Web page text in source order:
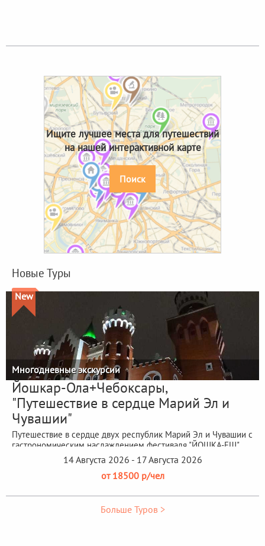
Ищите лучшее места для путешествий
на нашей интерактивной карте
Поиск
Новые Туры
New
Многодневные экскурсии
Йошкар-Ола+Чебоксары,
"Путешествие в сердце Марий Эл и
Чувашии"
Путешествие в сердце двух республик Марий Эл и Чувашии с
гастрономическим наслаждением фестиваля "ЙОШКА-ЕШ"
14 Августа 2026 - 17 Августа 2026
от 18500 р/чел
Больше Туров >